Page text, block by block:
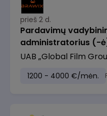
prieš 2 d.
Pardavimų
administratorius (-
UAB „Global Film
1200 - 4000 €/mėn.